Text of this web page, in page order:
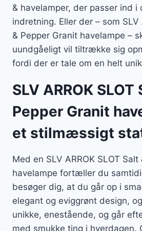
& havelamper, der passer ind i
indretning. Eller der – som SLV
& Pepper Granit havelampe –
uundgåeligt vil tiltrække sig
fordi der er tale om en helt
SLV ARROK SLOT
Pepper Granit
et stilmæssigt
Med en SLV ARROK SLOT
havelampe fortæller du
besøger dig, at du går op i
elegant og eviggrønt design,
unikke, enestående, og går
med smukke ting i hverdagen.